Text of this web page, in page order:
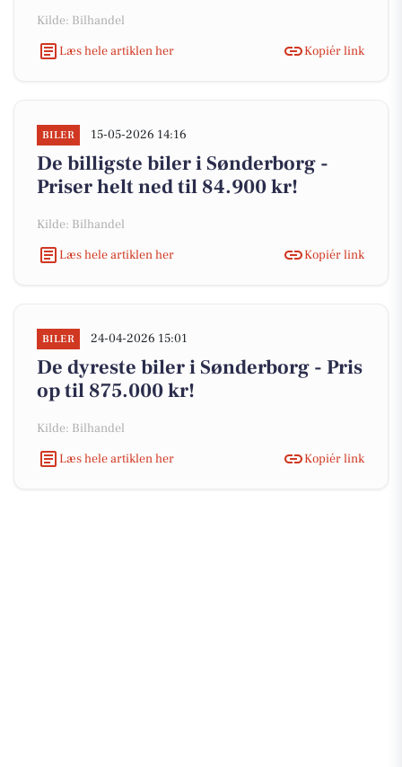
Kilde: Bilhandel
Læs hele artiklen her
Kopiér link
BILER 15-05-2026 14:16
De billigste biler i Sønderborg -
Priser helt ned til 84.900 kr!
Kilde: Bilhandel
Læs hele artiklen her
Kopiér link
BILER 24-04-2026 15:01
De dyreste biler i Sønderborg - Pris
op til 875.000 kr!
Kilde: Bilhandel
Læs hele artiklen her
Kopiér link